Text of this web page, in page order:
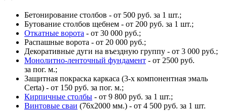
Бетонирование столбов - от 500 руб. за 1 шт.;
Бутование столбов щебнем - от 200 руб. за 1 шт.;
Откатные ворота - от 30 000 руб.;
Распашные ворота - от 20 000 руб.;
Декоративные дуги на въездную группу - от 3 000 руб.;
Монолитно-ленточный фундамент - от 2500 руб.
за пог. м.;
Защитная покраска каркаса (3-х компонентная эмаль
Certa) - от 150 руб. за пог. м.;
Кирпичные столбы - от 9 800 руб. за 1 шт.;
Винтовые сваи (76x2000 мм.) - от 4 500 руб. за 1 шт.